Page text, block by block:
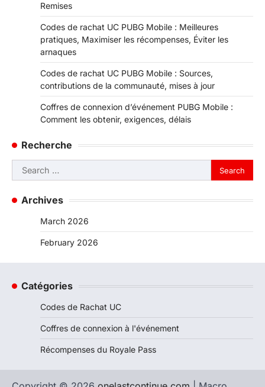
Remises
Codes de rachat UC PUBG Mobile : Meilleures
pratiques, Maximiser les récompenses, Éviter les
arnaques
Codes de rachat UC PUBG Mobile : Sources,
contributions de la communauté, mises à jour
Coffres de connexion d’événement PUBG Mobile :
Comment les obtenir, exigences, délais
Recherche
Search
for:
Archives
March 2026
February 2026
Catégories
Codes de Rachat UC
Coffres de connexion à l'événement
Récompenses du Royale Pass